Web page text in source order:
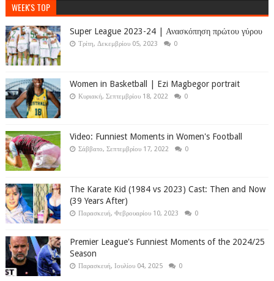
WEEK'S TOP
Super League 2023-24 | Ανασκόπηση πρώτου γύρου
Τρίτη, Δεκεμβρίου 05, 2023 0
Women in Basketball | Ezi Magbegor portrait
Κυριακή, Σεπτεμβρίου 18, 2022 0
Video: Funniest Moments in Women's Football
Σάββατο, Σεπτεμβρίου 17, 2022 0
The Karate Kid (1984 vs 2023) Cast: Then and Now
(39 Years After)
Παρασκευή, Φεβρουαρίου 10, 2023 0
Premier League's Funniest Moments of the 2024/25
Season
Παρασκευή, Ιουλίου 04, 2025 0